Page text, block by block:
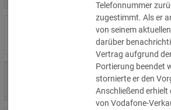
1.715.600 €
»Details
6.358 €
»Details
Telefonnummer
zugestimmt. Als er
von seinem
darüber
Vertrag aufgrund
Portierung beendet
stornierte er den
Anschließend erhielt
von Vodafone-